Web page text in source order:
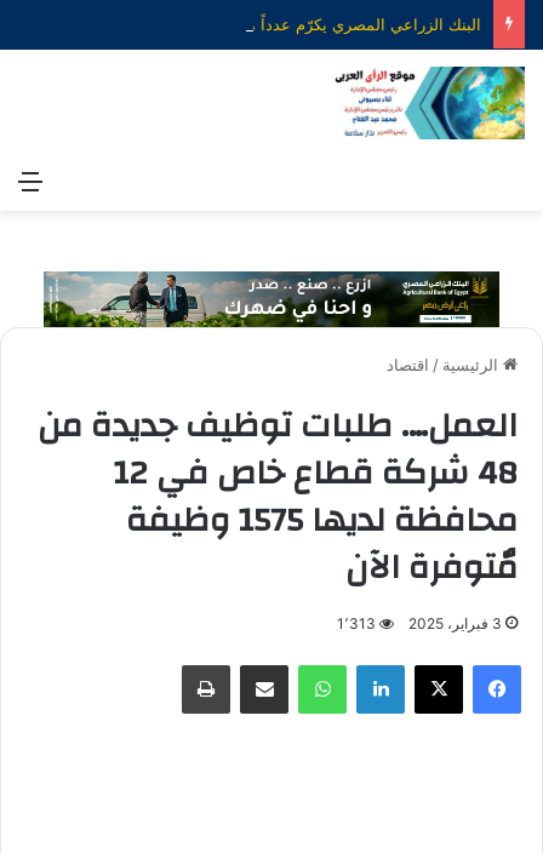
الرئيسية / اقتصاد
العمل…. طلبات توظيف جديدة من
48 شركة قطاع خاص في 12
محافظة لديها 1575 وظيفة
مٌتوفرة الآن
3 فبراير، 2025 1٬313
فيسبوك X لينكدإن واتساب مشاركة عبر البريد طباعة